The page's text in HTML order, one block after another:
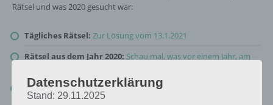
Rätsel und was 2020 gesucht war:
Tägliches Rätsel: Zur Lösung vom 13.1.2021
Rätsel aus dem Jahr 2020: Schau mal, was vor einem Jahr, am
Zur Übersicht:4 Bilder 1 Wort Lösungen zu Die Welt der Musik
im Januar 2021!
Datenschutzerklärung
Stand: 29.11.2025